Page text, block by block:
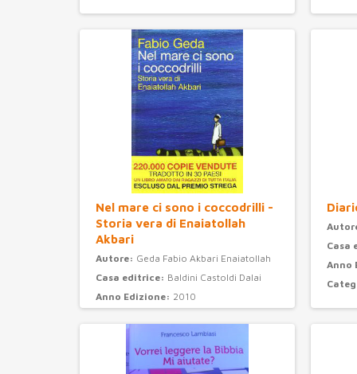
Nel mare ci sono i coccodrilli -
Storia vera di Enaiatollah
Akbari
Autore: Geda Fabio Akbari Enaiatollah
Casa editrice: Baldini Castoldi Dalai
Anno Edizione: 2010
Casa
Anno